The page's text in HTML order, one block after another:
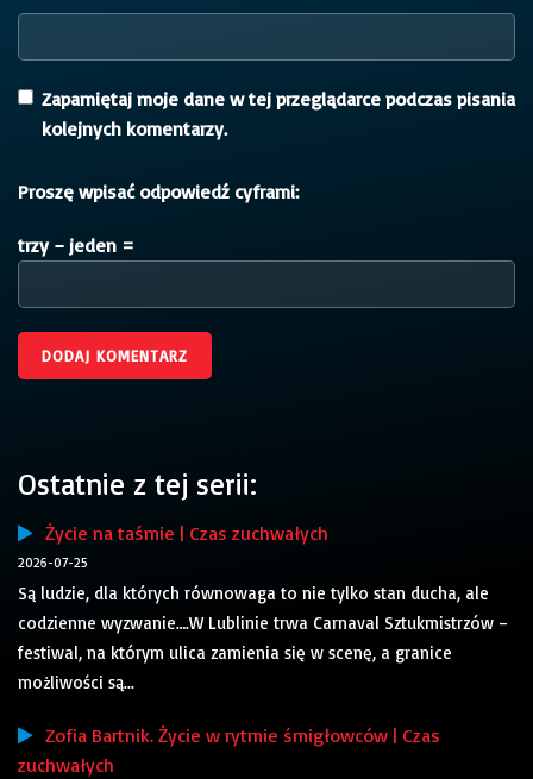
Zapamiętaj moje dane w tej przeglądarce podczas pisania
kolejnych komentarzy.
Proszę wpisać odpowiedź cyframi:
trzy − jeden =
Ostatnie z tej serii:
Życie na taśmie | Czas zuchwałych
2026-07-25
Są ludzie, dla których równowaga to nie tylko stan ducha, ale
codzienne wyzwanie….W Lublinie trwa Carnaval Sztukmistrzów –
festiwal, na którym ulica zamienia się w scenę, a granice
możliwości są...
Zofia Bartnik. Życie w rytmie śmigłowców | Czas
zuchwałych